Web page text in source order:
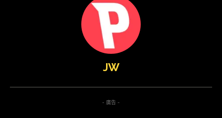
JW
- 廣告 -